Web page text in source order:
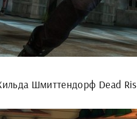
Шмиттендорф Dead